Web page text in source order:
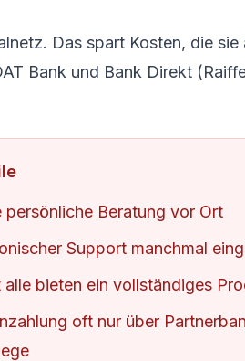
Das spart Kosten, die sie
Bank und Bank Direkt
persönliche Beratung vor Ort
Support manchmal
alle bieten ein vollständiges
oft nur über